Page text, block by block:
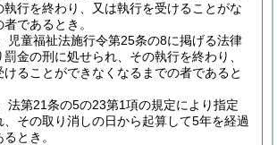
執行を終わり、又は執行を受けることがな
であるとき。
児童福祉法施行令第25条の8に掲げる法律
金の刑に処せられ、その執行を終わり、
けることができなくなるまでの者であると
法第21条の5の23第1項の規定により指定
、その取り消しの日から起算して5年を経過
とき。